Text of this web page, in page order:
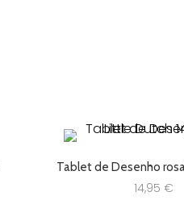
Tablet de Desenho
14,95 €